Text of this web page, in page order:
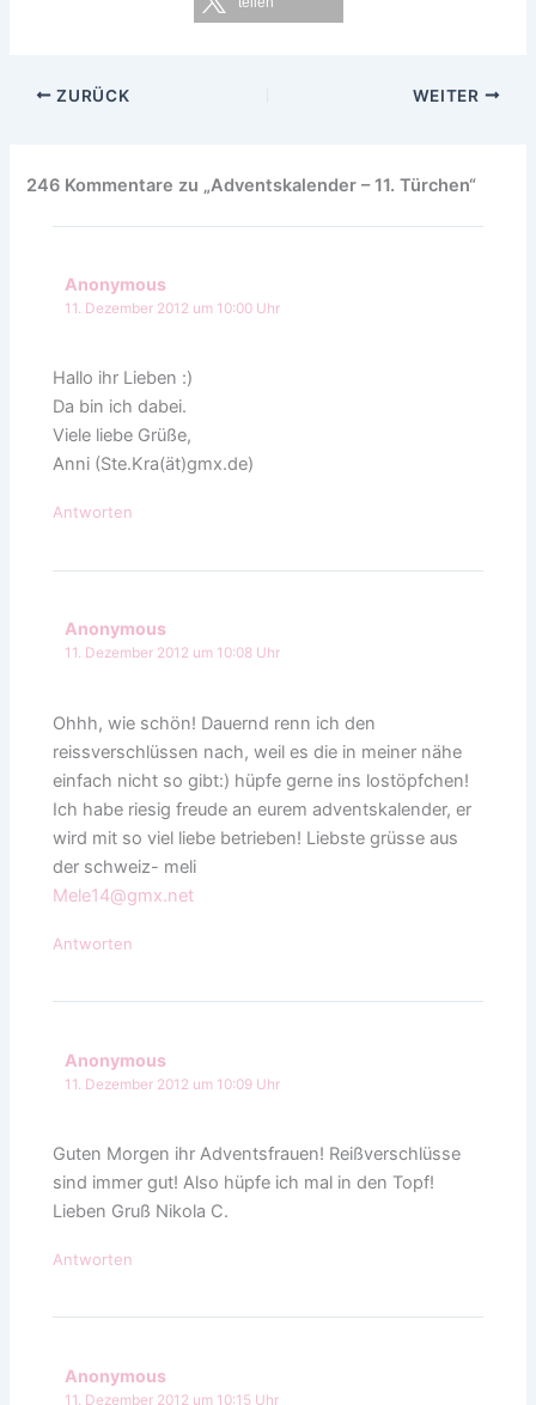
ZURÜCK WEITER
246 Kommentare zu „Adventskalender – 11. Türchen“
Anonymous
11. Dezember 2012 um 10:00 Uhr
Hallo ihr Lieben :)
Da bin ich dabei.
Viele liebe Grüße,
Anni (Ste.Kra(ät)gmx.de)
Antworten
Anonymous
11. Dezember 2012 um 10:08 Uhr
Ohhh, wie schön! Dauernd renn ich den
reissverschlüssen nach, weil es die in meiner nähe
einfach nicht so gibt:) hüpfe gerne ins lostöpfchen!
Ich habe riesig freude an eurem adventskalender, er
wird mit so viel liebe betrieben! Liebste grüsse aus
der schweiz- meli
Mele14@gmx.net
Antworten
Anonymous
11. Dezember 2012 um 10:09 Uhr
Guten Morgen ihr Adventsfrauen! Reißverschlüsse
sind immer gut! Also hüpfe ich mal in den Topf!
Lieben Gruß Nikola C.
Antworten
Anonymous
11. Dezember 2012 um 10:15 Uhr